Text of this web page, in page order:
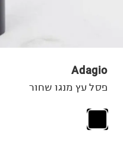
Adagio
פסל עץ מנגו שחור